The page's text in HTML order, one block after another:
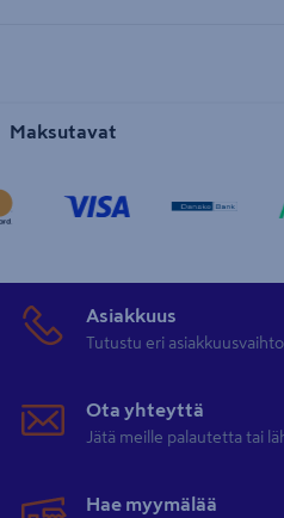
Maksutavat
Asiakkuus
Tutustu eri
Ota yhteyttä
Jätä meille palautetta tai
Hae myymälää